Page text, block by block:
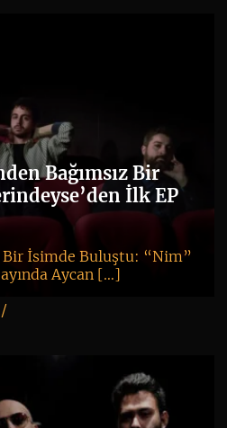
Bağımsız Bir
İlk EP
Bir İsimde Buluştu: “Nim”
Aycan […]